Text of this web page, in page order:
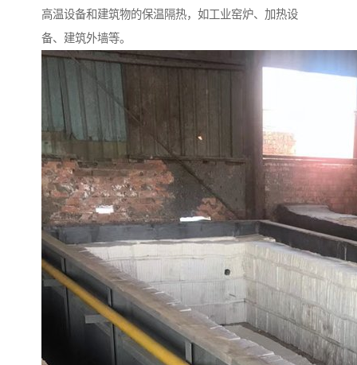
高温设备和建筑物的保温隔热，如工业窑炉、加热设
备、建筑外墙等。